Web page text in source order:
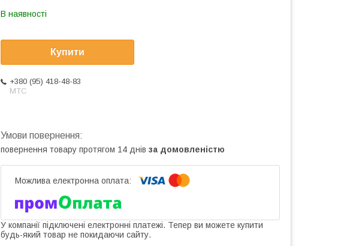
В наявності
Купити
+380 (95) 418-48-83
МТС
повернення товару протягом 14 днів за домовленістю
У компанії підключені електронні платежі. Тепер ви можете купити
будь-який товар не покидаючи сайту.